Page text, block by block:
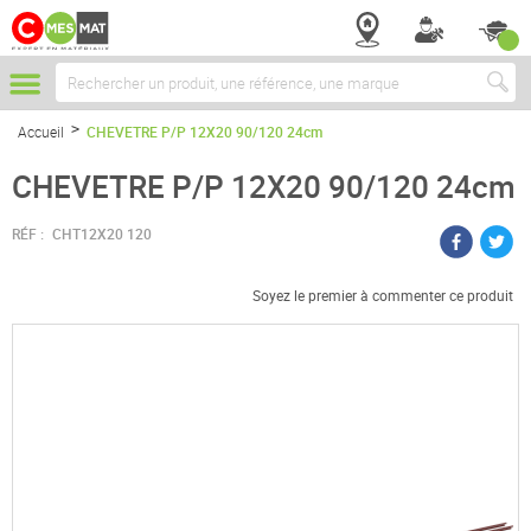
Chercher
Accueil CHEVETRE P/P 12X20 90/120 24cm
CHEVETRE P/P 12X20 90/120 24cm
RÉF : CHT12X20 120
Soyez le premier à commenter ce produit
Passer